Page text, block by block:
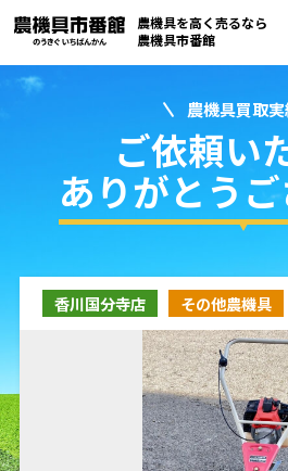
買取実績
コラム・スタッフブログ
取り扱い商品
販売中の農機具
よく頂く質問
お問い合わせ
農機具を高く売るなら
農機具市番館
農機具買取
ご依頼い
ありがとう
香川国分寺店 その他農機具